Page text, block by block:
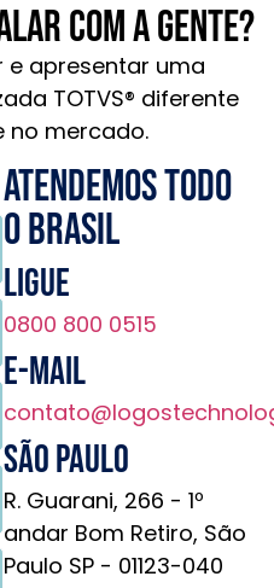
com a gente?
e apresentar uma
TOTVS® diferente
no mercado.
Atendemos todo
o brasil
Ligue
0800 800 0515
E-mail
São Paulo
R. Guarani, 266 - 1º
andar Bom Retiro, São
Paulo SP - 01123-040